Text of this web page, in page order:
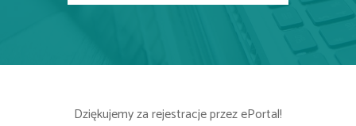
Dziękujemy za rejestracje przez ePortal!